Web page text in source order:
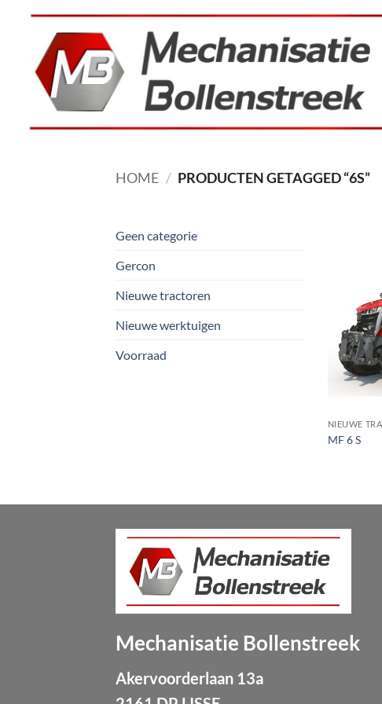
HOME / PRODUCTEN GETAGGED “6S”
Geen categorie
Gercon
Nieuwe tractoren
Nieuwe werktuigen
Voorraad
NIEUWE
MF 6 S
Mechanisatie Bollenstreek
Akervoorderlaan 13a